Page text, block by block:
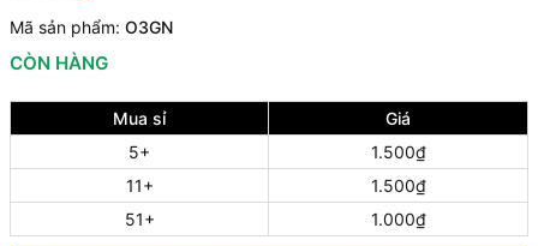
Mã sản phẩm: O3GN
CÒN HÀNG
Mua sỉ
Giá
5+
1.500₫
11+
1.500₫
51+
1.000₫